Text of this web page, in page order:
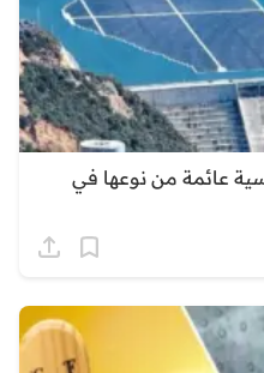
عائمة من نوعها في